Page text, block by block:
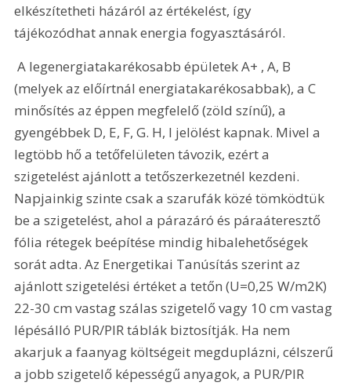
elkészítetheti házáról az értékelést, így
tájékozódhat annak energia fogyasztásáról.
A legenergiatakarékosabb épületek A+ , A, B
(melyek az előírtnál energiatakarékosabbak), a C
minősítés az éppen megfelelő (zöld színű), a
gyengébbek D, E, F, G. H, I jelölést kapnak. Mivel a
legtöbb hő a tetőfelületen távozik, ezért a
szigetelést ajánlott a tetőszerkezetnél kezdeni.
Napjainkig szinte csak a szarufák közé tömködtük
be a szigetelést, ahol a párazáró és páraáteresztő
fólia rétegek beépítése mindig hibalehetőségek
sorát adta. Az Energetikai Tanúsítás szerint az
ajánlott szigetelési értéket a tetőn (U=0,25 W/m2K)
22-30 cm vastag szálas szigetelő vagy 10 cm vastag
lépésálló PUR/PIR táblák biztosítják. Ha nem
akarjuk a faanyag költségeit megduplázni, célszerű
a jobb szigetelő képességű anyagok, a PUR/PIR